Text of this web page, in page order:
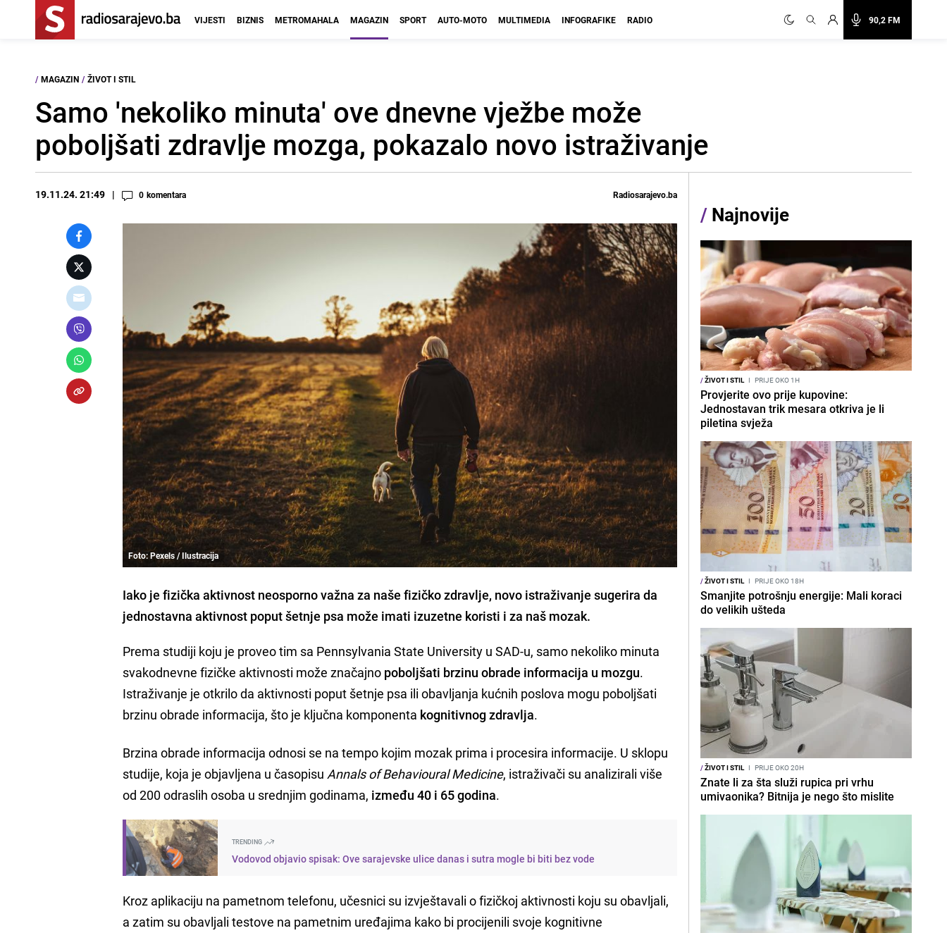
90,2 FM
VIJESTI BIZNIS METROMAHALA MAGAZIN SPORT AUTO-MOTO MULTIMEDIA INFOGRAFIKE RADIO
/ MAGAZIN / ŽIVOT I STIL
Samo 'nekoliko minuta' ove dnevne vježbe može
poboljšati zdravlje mozga, pokazalo novo istraživanje
19.11.24. 21:49 0 komentara Radiosarajevo.ba
Foto: Pexels / Ilustracija
Iako je fizička aktivnost neosporno važna za naše fizičko zdravlje, novo istraživanje sugerira da
jednostavna aktivnost poput šetnje psa može imati izuzetne koristi i za naš mozak.
Prema studiji koju je proveo tim sa Pennsylvania State University u SAD-u, samo nekoliko minuta
svakodnevne fizičke aktivnosti može značajno poboljšati brzinu obrade informacija u mozgu.
Istraživanje je otkrilo da aktivnosti poput šetnje psa ili obavljanja kućnih poslova mogu poboljšati
brzinu obrade informacija, što je ključna komponenta kognitivnog zdravlja.
Brzina obrade informacija odnosi se na tempo kojim mozak prima i procesira informacije. U sklopu
studije, koja je objavljena u časopisu Annals of Behavioural Medicine, istraživači su analizirali više
od 200 odraslih osoba u srednjim godinama, između 40 i 65 godina.
TRENDING
Vodovod objavio spisak: Ove sarajevske ulice danas i sutra mogle bi biti bez vode
Kroz aplikaciju na pametnom telefonu, učesnici su izvještavali o fizičkoj aktivnosti koju su obavljali,
a zatim su obavljali testove na pametnim uređajima kako bi procijenili svoje kognitivne
/ Najnovije
/ŽIVOT I STIL I PRIJE OKO 1H
Provjerite ovo prije kupovine:
Jednostavan trik mesara otkriva je li
piletina svježa
/ŽIVOT I STIL I PRIJE OKO 18H
Smanjite potrošnju energije: Mali koraci
do velikih ušteda
/ŽIVOT I STIL I PRIJE OKO 20H
Znate li za šta služi rupica pri vrhu
umivaonika? Bitnija je nego što mislite